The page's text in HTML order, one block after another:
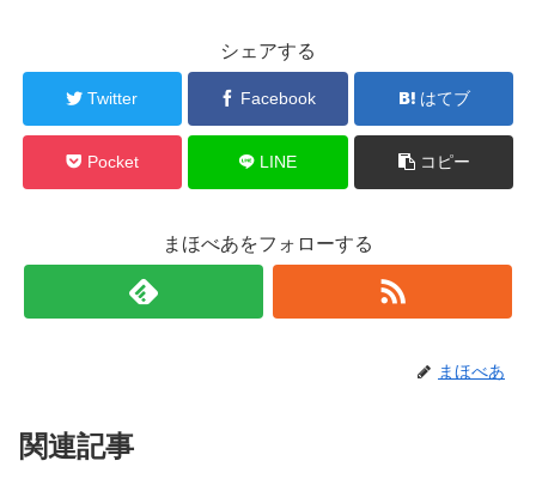
シェアする
Twitter Facebook はてブ
Pocket LINE コピー
まほべあをフォローする
まほべあ
関連記事